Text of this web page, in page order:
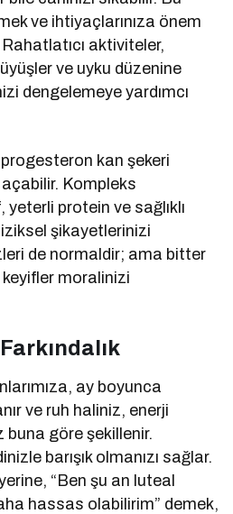
ve ihtiyaçlarınıza önem
aktiviteler,
ve uyku düzenine
dengelemeye yardımcı
kan şekeri
Kompleks
protein ve sağlıklı
şikayetlerinizi
de normaldir; ama bitter
moralinizi
ay boyunca
ve ruh haliniz, enerji
buna göre şekillenir.
barışık olmanızı sağlar.
“Ben şu an luteal
hassas olabilirim” demek,